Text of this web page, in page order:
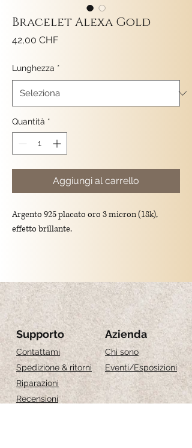
Bracelet Alexa Gold
42,00 CHFPrezzo
Lunghezza *
Quantità *
Aggiungi al carrello
Argento 925 placato oro 3 micron (18k),
effetto brillante.
18cm+2cm d'estensione
Supporto
Contattami
Spedizione & ritorni
Riparazioni
Recensioni
Azienda
Chi sono
Eventi/Esposizioni